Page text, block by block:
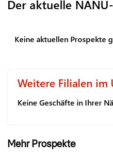
Weitere Filialen im
Keine Geschäfte in Ihrer
Der aktuelle
Keine aktuellen Prospekte
Mehr Prospekte